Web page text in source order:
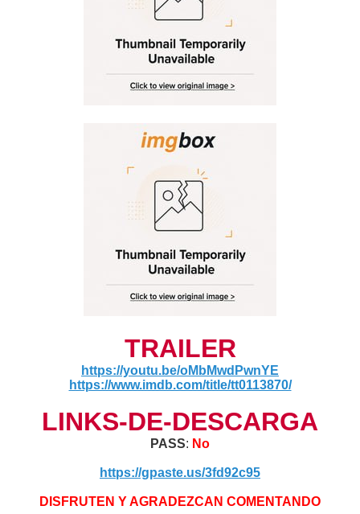
TRAILER
https://youtu.be/oMbMwdPwnYE
https://www.imdb.com/title/tt0113870/
LINKS-DE-DESCARGA
PASS: No
https://gpaste.us/3fd92c95
DISFRUTEN Y AGRADEZCAN COMENTANDO